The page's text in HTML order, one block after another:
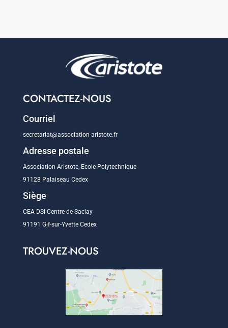
CONTACTEZ-NOUS
Courriel
secretariat@association-aristote.fr
Adresse postale
Association Aristote, Ecole Polytechnique
91128 Palaiseau Cedex
Siège
CEA-DSI Centre de Saclay
91191 Gif-sur-Yvette Cedex
TROUVEZ-NOUS